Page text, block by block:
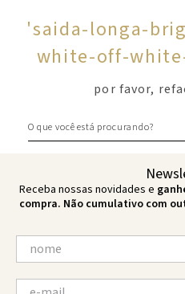
'saida-longa-
white-off-
por favor,
Receba nossas novidades e
compra. Não cumulativo com